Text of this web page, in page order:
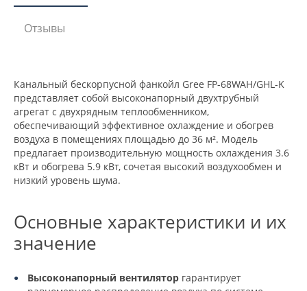
Отзывы
Канальный бескорпусной фанкойл Gree FP-68WAH/GHL-K
представляет собой высоконапорный двухтрубный
агрегат с двухрядным теплообменником,
обеспечивающий эффективное охлаждение и обогрев
воздуха в помещениях площадью до 36 м². Модель
предлагает производительную мощность охлаждения 3.6
кВт и обогрева 5.9 кВт, сочетая высокий воздухообмен и
низкий уровень шума.
Основные характеристики и их
значение
Высоконапорный вентилятор гарантирует